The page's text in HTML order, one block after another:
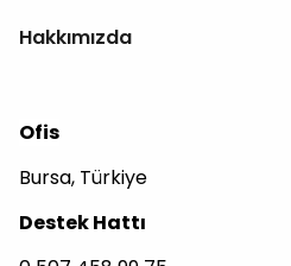
Hakkımızda
Ofis
Bursa, Türkiye
Destek Hattı